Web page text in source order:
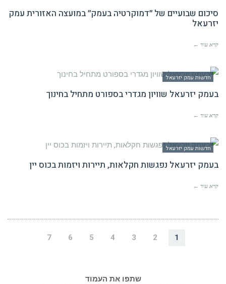
סיכום שבועיים של ״דמוקרטיה בעמק״ במועצה האזורית עמק
יזרעאל
קרא עוד ←
חדשות עמק יזרעאל
בעמק יזרעאל שוויון מגדרי בספורט מתחיל בחינוך
קרא עוד ←
חדשות עמק יזרעאל
בעמק יזרעאל נפגשות חקלאות, תיירות ויזמות בכוס יין
קרא עוד ←
1
2
3
4
5
6
7
שתפו את העמוד